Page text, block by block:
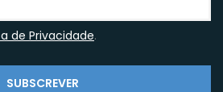
de Privacidade.
SUBSCREVER